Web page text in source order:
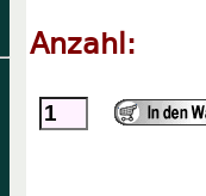
Anzahl: